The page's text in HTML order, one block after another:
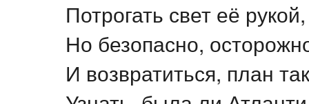
Потрогать свет её рукой,
Но безопасно,
И возвратиться, план